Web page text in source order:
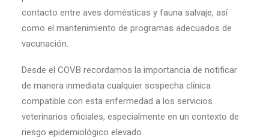
contacto entre aves domésticas y fauna salvaje, así
como el mantenimiento de programas adecuados de
vacunación.
Desde el COVB recordamos la importancia de notificar
de manera inmediata cualquier sospecha clínica
compatible con esta enfermedad a los servicios
veterinarios oficiales, especialmente en un contexto de
riesgo epidemiológico elevado.